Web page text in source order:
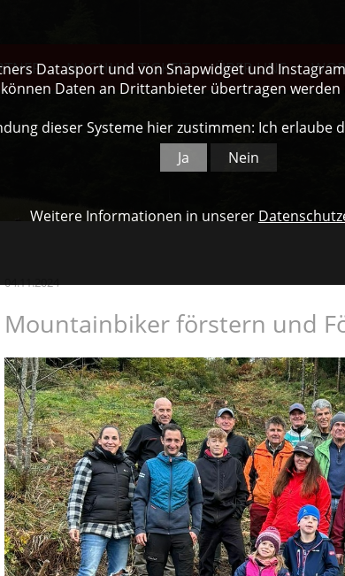
NACHHALTIGKEIT ÜBER UNS
04.11.2024
Mountainbiker förstern und
Datasport und von Snapwidget und
Daten an Drittanbieter übertragen werden
dieser Systeme hier zustimmen: Ich erlaube
Ja
Nein
Weitere Informationen in unserer